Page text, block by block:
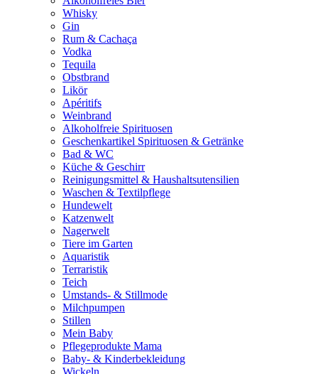
Whisky
Gin
Rum & Cachaça
Vodka
Tequila
Obstbrand
Likör
Apéritifs
Weinbrand
Alkoholfreie Spirituosen
Geschenkartikel Spirituosen & Getränke
Bad & WC
Küche & Geschirr
Reinigungsmittel & Haushaltsutensilien
Waschen & Textilpflege
Hundewelt
Katzenwelt
Nagerwelt
Tiere im Garten
Aquaristik
Terraristik
Teich
Umstands- & Stillmode
Milchpumpen
Stillen
Mein Baby
Pflegeprodukte Mama
Baby- & Kinderbekleidung
Wickeln